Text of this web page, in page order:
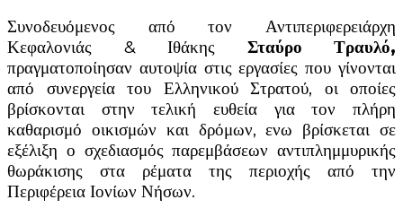
Συνοδευόμενος από τον Αντιπεριφερειάρχη
Κεφαλονιάς & Ιθάκης Σταύρο Τραυλό,
πραγματοποίησαν αυτοψία στις εργασίες που γίνονται
από συνεργεία του Ελληνικού Στρατού, οι οποίες
βρίσκονται στην τελική ευθεία για τον πλήρη
καθαρισμό οικισμών και δρόμων, ενω βρίσκεται σε
εξέλιξη ο σχεδιασμός παρεμβάσεων αντιπλημμυρικής
θωράκισης στα ρέματα της περιοχής από την
Περιφέρεια Ιονίων Νήσων.